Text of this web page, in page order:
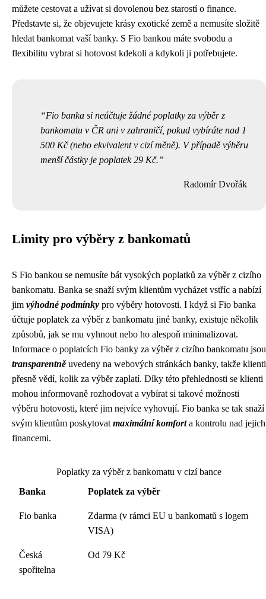
můžete cestovat a užívat si dovolenou bez starostí o finance.
Představte si, že objevujete krásy exotické země a nemusíte složitě
hledat bankomat vaší banky. S Fio bankou máte svobodu a
flexibilitu vybrat si hotovost kdekoli a kdykoli ji potřebujete.
Fio banka si neúčtuje žádné poplatky za výběr z
bankomatu v ČR ani v zahraničí, pokud vybíráte nad 1
500 Kč (nebo ekvivalent v cizí měně). V případě výběru
menší částky je poplatek 29 Kč.
Radomír Dvořák
Limity pro výběry z bankomatů
S Fio bankou se nemusíte bát vysokých poplatků za výběr z cizího
bankomatu. Banka se snaží svým klientům vycházet vstříc a nabízí
jim výhodné podmínky pro výběry hotovosti. I když si Fio banka
účtuje poplatek za výběr z bankomatu jiné banky, existuje několik
způsobů, jak se mu vyhnout nebo ho alespoň minimalizovat.
Informace o poplatcích Fio banky za výběr z cizího bankomatu jsou
transparentněuvedeny na webových stránkách banky, takže klienti
přesně vědí, kolik za výběr zaplatí. Díky této přehlednosti se klienti
mohou informovaně rozhodovat a vybírat si takové možnosti
výběru hotovosti, které jim nejvíce vyhovují. Fio banka se tak snaží
svým klientům poskytovat maximální komforta kontrolu nad jejich
financemi.
Poplatky za výběr z bankomatu v cizí bance
Banka
Poplatek za výběr
Fio banka
Zdarma (v rámci EU u bankomatů s logem
VISA)
Česká
spořitelna
Od 79 Kč